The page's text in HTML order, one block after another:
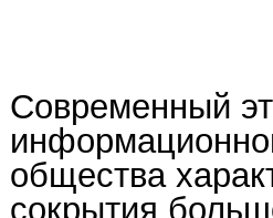
Современный
общества
сокрытия